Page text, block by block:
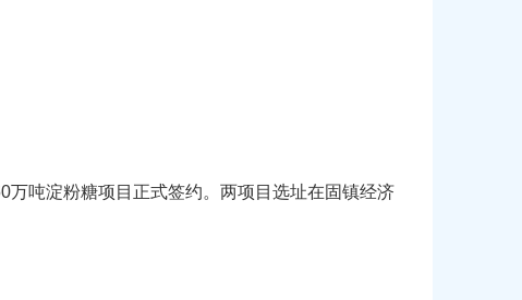
吨淀粉糖项目正式签约。两项目选址在固镇经济